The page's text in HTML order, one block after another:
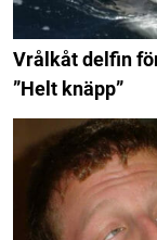
Vrålkåt delfin
”Helt knäpp”